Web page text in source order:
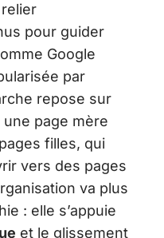
pour guider
Google
par
repose sur
page mère
filles, qui
vers des pages
va plus
: elle s’appuie
et le glissement